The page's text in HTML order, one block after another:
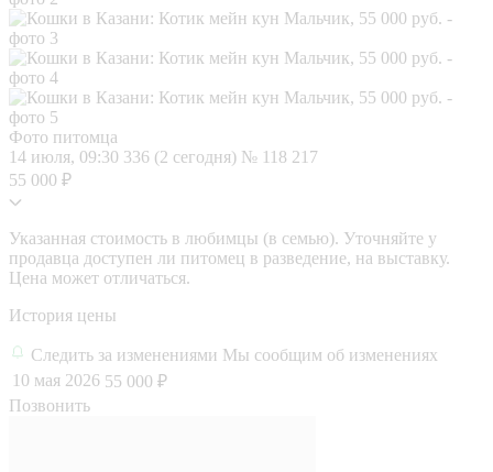
Фото питомца
14 июля, 09:30 336 (2 сегодня) № 118 217
55 000 ₽
Указанная стоимость в любимцы (в семью). Уточняйте у
продавца доступен ли питомец в разведение, на выставку.
Цена может отличаться.
История цены
Следить за изменениями Мы сообщим об изменениях
10 мая 2026 55 000 ₽
Позвонить